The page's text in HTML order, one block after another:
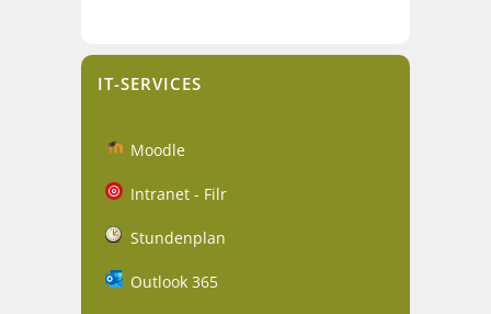
IT-SERVICES
Moodle
Intranet - Filr
Stundenplan
Outlook 365